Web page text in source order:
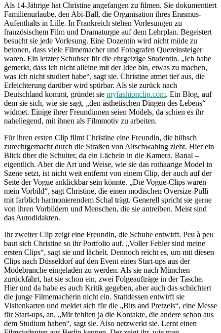
Als 14-Jährige hat Christine angefangen zu filmen. Sie dokumentiert
Familienurlaube, den Abi-Ball, die Organisation ihres Erasmus-
Aufenthalts in Lille. In Frankreich stehen Vorlesungen zu
französischem Film und Dramaturgie auf dem Lehrplan. Begeistert
besucht sie jede Vorlesung. Eine Dozentin wird nicht müde zu
betonen, dass viele Filmemacher und Fotografen Quereinsteiger
waren. Ein letzter Schubser für die ehrgeizige Studentin. „Ich habe
gemerkt, dass ich nicht alleine mit der Idee bin, etwas zu machen,
was ich nicht studiert habe“, sagt sie. Christine atmet tief aus, die
Erleichterung darüber wird spürbar. Als sie zurück nach
Deutschland kommt, gründet sie myfashionclip.com. Ein Blog, auf
dem sie sich, wie sie sagt, „den ästhetischen Dingen des Lebens“
widmet. Einige ihrer Freundinnen seien Models, da schien es ihr
naheliegend, mit ihnen als Filmmotiv zu arbeiten.
Für ihren ersten Clip filmt Christine eine Freundin, die hübsch
zurechtgemacht durch die Straßen von Altschwabing zieht. Hier ein
Blick über die Schulter, da ein Lächeln in die Kamera. Banal –
eigentlich. Aber die Art und Weise, wie sie das rothaarige Model in
Szene setzt, ist nicht weit entfernt von einem Clip, der auch auf der
Seite der Vogue anklickbar sein könnte. „Die Vogue-Clips waren
mein Vorbild“, sagt Christine, die einen modischen Oversize-Pulli
mit farblich harmonierendem Schal trägt. Generell spricht sie gerne
von ihren Vorbildern und Menschen, die sie antreiben. Meist sind
das Autodidakten.
Ihr zweiter Clip zeigt eine Freundin, die Schuhe entwirft. Peu à peu
baut sich Christine so ihr Portfolio auf. „Voller Fehler sind meine
ersten Clips“, sagt sie und lächelt. Dennoch reicht es, um mit diesen
Clips nach Düsseldorf auf den Event eines Start-ups aus der
Modebranche eingeladen zu werden. Als sie nach München
zurückfährt, hat sie schon ein, zwei Folgeaufträge in der Tasche.
Hier und da habe es auch Kritik gegeben, aber auch das schüchtert
die junge Filmemacherin nicht ein. Stattdessen entwirft sie
Visitenkarten und meldet sich für die „Bits and Pretzels“, eine Messe
für Start-ups, an. „Mir fehlten ja die Kontakte, die andere schon aus
dem Studium haben“, sagt sie. Also netzwerkt sie. Lernt einen